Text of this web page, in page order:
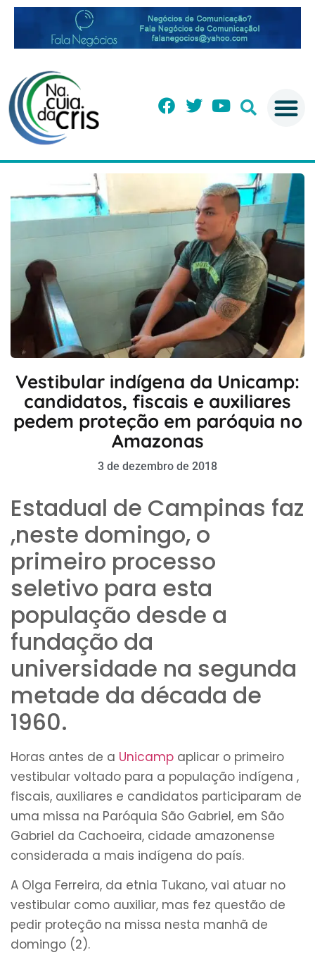
Vestibular indígena da Unicamp:
candidatos, fiscais e auxiliares
pedem proteção em paróquia no
Amazonas
3 de dezembro de 2018
Estadual de Campinas faz
,neste domingo, o
primeiro processo
seletivo para esta
população desde a
fundação da
universidade na segunda
metade da década de
1960.
Horas antes de a Unicamp aplicar o primeiro
vestibular voltado para a população indígena ,
fiscais, auxiliares e candidatos participaram de
uma missa na Paróquia São Gabriel, em São
Gabriel da Cachoeira, cidade amazonense
considerada a mais indígena do país.
A Olga Ferreira, da etnia Tukano, vai atuar no
vestibular como auxiliar, mas fez questão de
pedir proteção na missa nesta manhã de
domingo (2).